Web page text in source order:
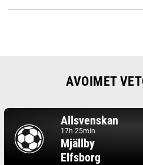
AVOIMET
Allsvenskan
17h 25min
Mjällby
Elfsborg